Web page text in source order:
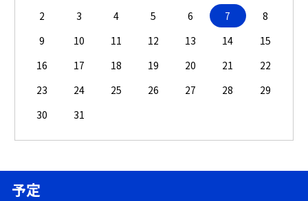
2
3 4 5 6 7
8
9
10 11 12 13 14
15
16
17 18 19 20 21
22
23
24 25 26 27 28
29
30
31
予定